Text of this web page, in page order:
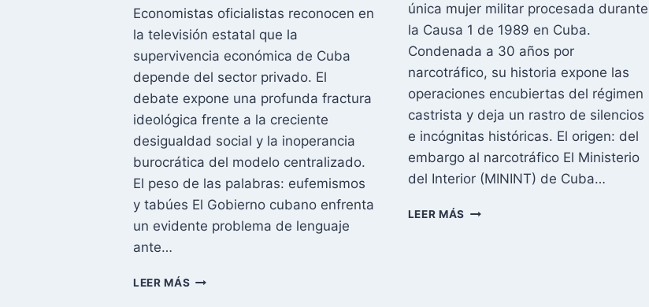
Economistas oficialistas reconocen en
la televisión estatal que la
supervivencia económica de Cuba
depende del sector privado. El
debate expone una profunda fractura
ideológica frente a la creciente
desigualdad social y la inoperancia
burocrática del modelo centralizado.
El peso de las palabras: eufemismos
y tabúes El Gobierno cubano enfrenta
un evidente problema de lenguaje
ante…
LEER MÁS «HAY
única mujer militar procesada durante
la Causa 1 de 1989 en Cuba.
Condenada a 30 años por
narcotráfico, su historia expone las
operaciones encubiertas del régimen
castrista y deja un rastro de silencios
e incógnitas históricas. El origen: del
embargo al narcotráfico El Ministerio
del Interior (MININT) de Cuba…
LEER MÁS ROSA